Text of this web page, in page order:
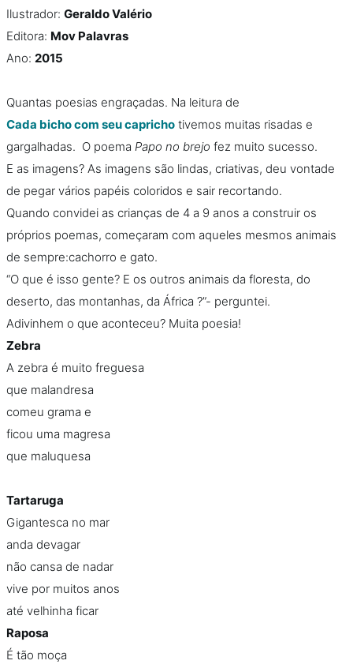
Ilustrador: Geraldo Valério
Editora: Mov Palavras
Ano: 2015
Quantas poesias engraçadas. Na leitura de
Cada bicho com seu capricho tivemos muitas risadas e
gargalhadas. O poema Papo no brejo fez muito sucesso.
E as imagens? As imagens são lindas, criativas, deu vontade
de pegar vários papéis coloridos e sair recortando.
Quando convidei as crianças de 4 a 9 anos a construir os
próprios poemas, começaram com aqueles mesmos animais
de sempre:cachorro e gato.
“O que é isso gente? E os outros animais da floresta, do
deserto, das montanhas, da África ?”- perguntei.
Adivinhem o que aconteceu? Muita poesia!
Zebra
A zebra é muito freguesa
que malandresa
comeu grama e
ficou uma magresa
que maluquesa
Tartaruga
Gigantesca no mar
anda devagar
não cansa de nadar
vive por muitos anos
até velhinha ficar
Raposa
É tão moça